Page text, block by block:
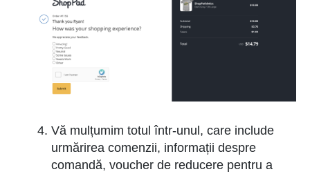
Vă mulțumim totul într-unul, care include
urmărirea comenzii, informații despre
comandă, voucher de reducere pentru a